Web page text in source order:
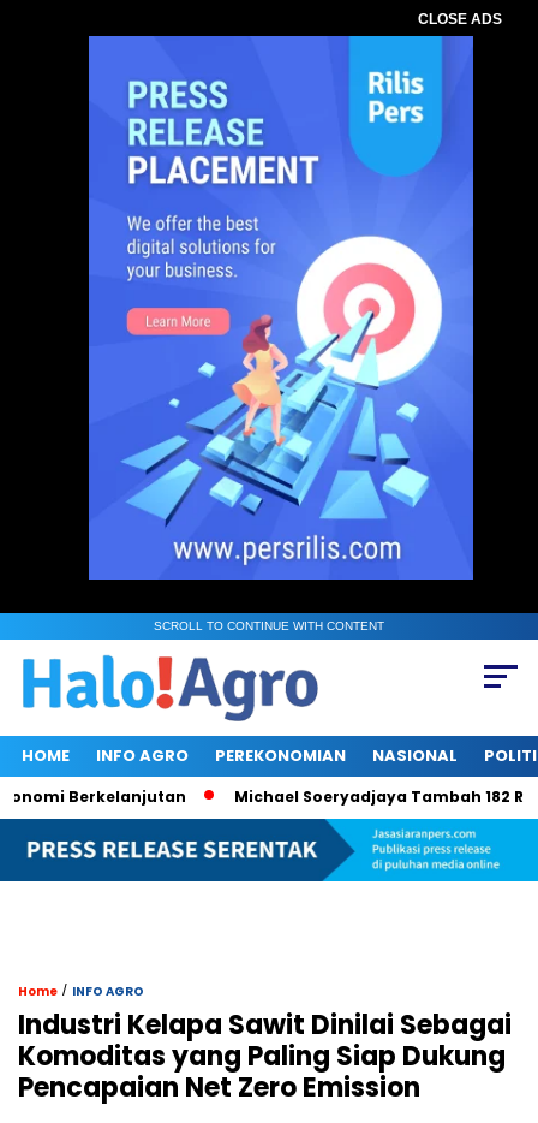
CLOSE ADS
SCROLL TO CONTINUE WITH CONTENT
HOME INFO AGRO PEREKONOMIAN NASIONAL
Berkelanjutan Michael Soeryadjaya Tambah 182 Ribu
Home / INFO AGRO
Industri Kelapa Sawit Dinilai Sebagai
Komoditas yang Paling Siap Dukung
Pencapaian Net Zero Emission